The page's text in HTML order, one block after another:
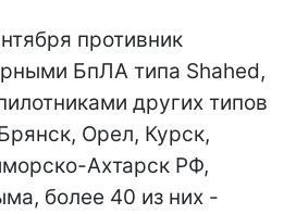
противник
БпЛА типа Shahed,
других типов
Орел, Курск,
Ахтарск РФ,
более 40 из них -